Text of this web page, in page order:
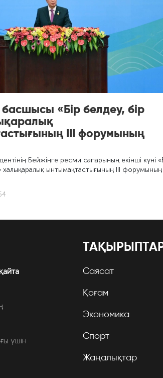
«Бір белдеу, бір
III форумының
Бейжіңге ресми сапарының екінші күні
халықаралық ынтымақтастығының III
үшін
Саясат
Қоғам
Экономика
Спорт
Жаңалықтар